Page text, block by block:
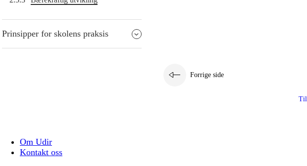
Prinsipper for skolens praksis
Forrige side
Til
Om Udir
Kontakt oss